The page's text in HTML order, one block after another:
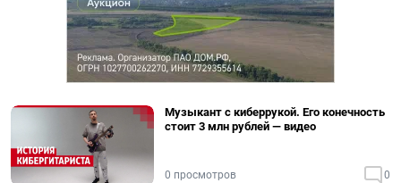
Музыкант с киберрукой. Его конечность
стоит 3 млн рублей — видео
0 просмотров 0